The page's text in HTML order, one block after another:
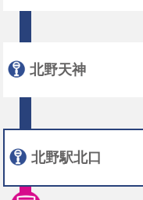
北野天神
北野駅北口